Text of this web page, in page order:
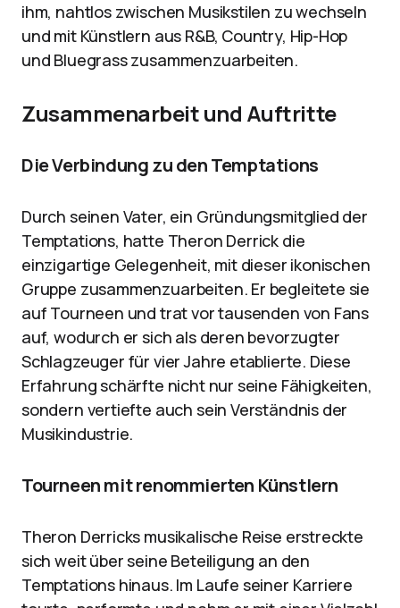
ihm, nahtlos zwischen Musikstilen zu wechseln
und mit Künstlern aus R&B, Country, Hip-Hop
und Bluegrass zusammenzuarbeiten.
Zusammenarbeit und Auftritte
Die Verbindung zu den Temptations
Durch seinen Vater, ein Gründungsmitglied der
Temptations, hatte Theron Derrick die
einzigartige Gelegenheit, mit dieser ikonischen
Gruppe zusammenzuarbeiten. Er begleitete sie
auf Tourneen und trat vor tausenden von Fans
auf, wodurch er sich als deren bevorzugter
Schlagzeuger für vier Jahre etablierte. Diese
Erfahrung schärfte nicht nur seine Fähigkeiten,
sondern vertiefte auch sein Verständnis der
Musikindustrie.
Tourneen mit renommierten Künstlern
Theron Derricks musikalische Reise erstreckte
sich weit über seine Beteiligung an den
Temptations hinaus. Im Laufe seiner Karriere